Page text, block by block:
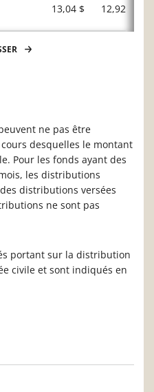
13,04 $ 12,92 $
ne pas être
desquelles le montant
Pour les fonds ayant des
les distributions
distributions versées
ne sont pas
portant sur la distribution
civile et sont indiqués en